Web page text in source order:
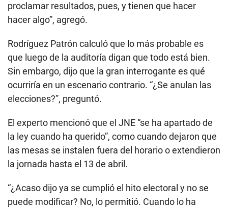
proclamar resultados, pues, y tienen que hacer
hacer algo”, agregó.
Rodríguez Patrón calculó que lo más probable es
que luego de la auditoría digan que todo está bien.
Sin embargo, dijo que la gran interrogante es qué
ocurriría en un escenario contrario. “¿Se anulan las
elecciones?”, preguntó.
El experto mencionó que el JNE “se ha apartado de
la ley cuando ha querido”, como cuando dejaron que
las mesas se instalen fuera del horario o extendieron
la jornada hasta el 13 de abril.
“¿Acaso dijo ya se cumplió el hito electoral y no se
puede modificar? No, lo permitió. Cuando lo ha